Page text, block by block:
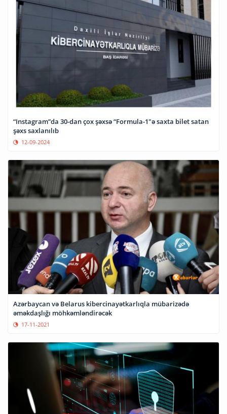
“Instagram”da 30-dan çox şəxsə “Formula-1"ə saxta bilet satan
şəxs saxlanılıb
12-09-2024
Azərbaycan və Belarus kibercinayətkarlıqla mübarizədə
əməkdaşlığı möhkəmləndirəcək
17-11-2021